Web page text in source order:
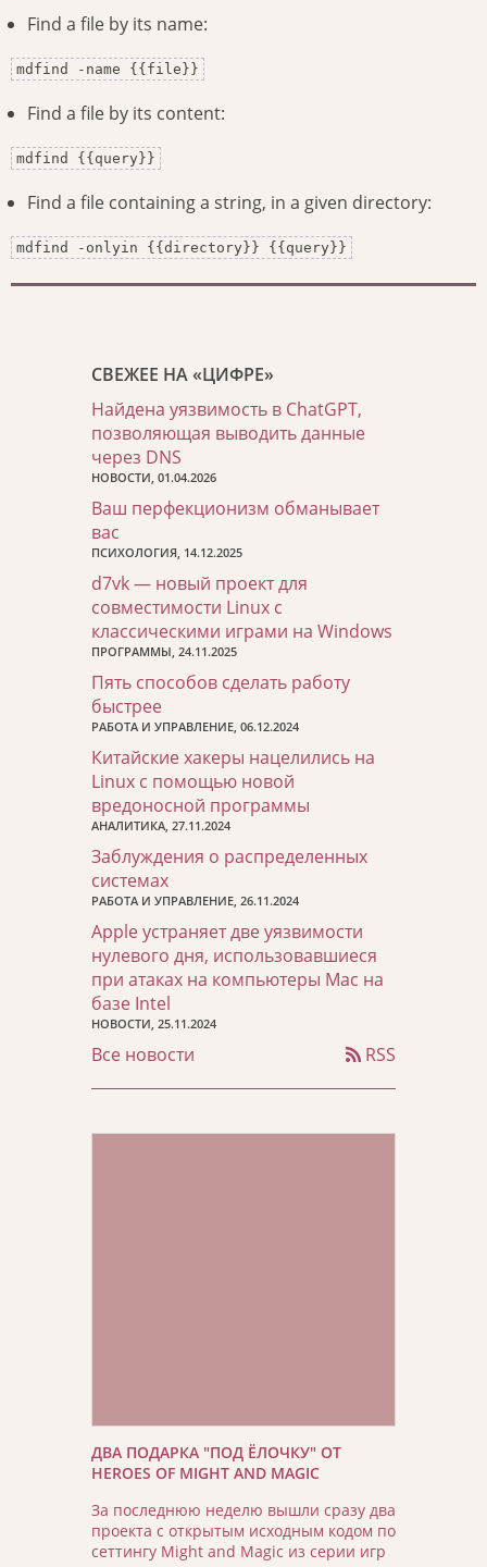
Find a file by its name:
mdfind -name {{file}}
Find a file by its content:
mdfind {{query}}
Find a file containing a string, in a given directory:
mdfind -onlyin {{directory}} {{query}}
СВЕЖЕЕ НА «ЦИФРЕ»
Найдена уязвимость в ChatGPT,
позволяющая выводить данные
через DNS
НОВОСТИ, 01.04.2026
Ваш перфекционизм обманывает
вас
ПСИХОЛОГИЯ, 14.12.2025
d7vk — новый проект для
совместимости Linux с
классическими играми на Windows
ПРОГРАММЫ, 24.11.2025
Пять способов сделать работу
быстрее
РАБОТА И УПРАВЛЕНИЕ, 06.12.2024
Китайские хакеры нацелились на
Linux с помощью новой
вредоносной программы
АНАЛИТИКА, 27.11.2024
Заблуждения о распределенных
системах
РАБОТА И УПРАВЛЕНИЕ, 26.11.2024
Apple устраняет две уязвимости
нулевого дня, использовавшиеся
при атаках на компьютеры Mac на
базе Intel
НОВОСТИ, 25.11.2024
Все новости RSS
ДВА ПОДАРКА "ПОД ЁЛОЧКУ" ОТ
HEROES OF MIGHT AND MAGIC
За последнюю неделю вышли сразу два
проекта с открытым исходным кодом по
сеттингу Might and Magic из серии игр